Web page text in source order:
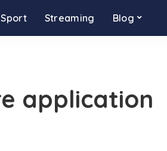
Sport Streaming Blog
application